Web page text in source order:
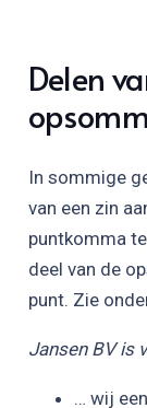
Delen
In sommige
van een zin
puntkomma
deel van de
punt. Zie
Jansen BV is
… wij